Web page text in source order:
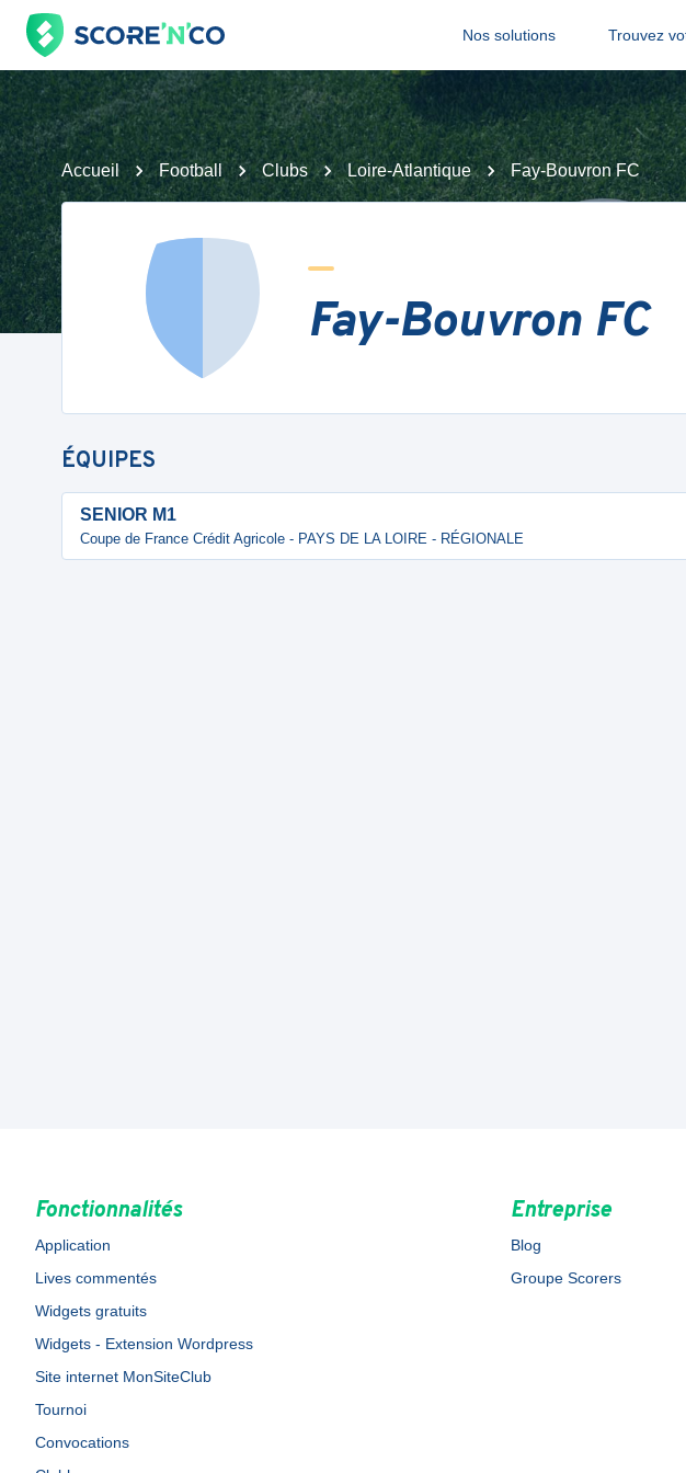
Nos solutions Trouvez
Accueil Football Clubs Loire-Atlantique Fay-Bouvron FC
Fay-Bouvron FC
ÉQUIPES
SENIOR M1
Coupe de France Crédit Agricole - PAYS DE LA LOIRE - RÉGIONALE
Fonctionnalités
Application
Lives commentés
Widgets gratuits
Widgets - Extension Wordpress
Site internet MonSiteClub
Tournoi
Convocations
Entreprise
Blog
Groupe Scorers